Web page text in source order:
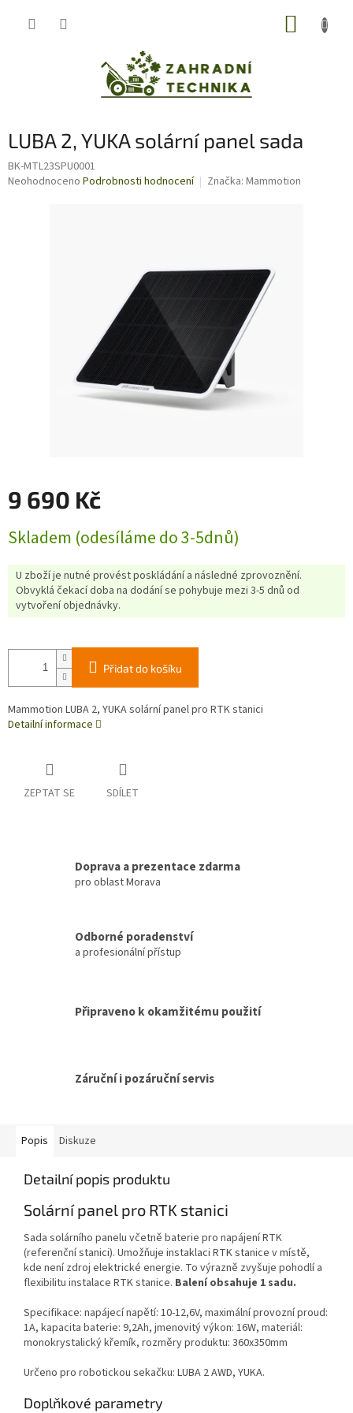
LUBA 2, YUKA solární panel sada
BK-MTL23SPU0001
Průměrné
Neohodnoceno Podrobnosti hodnocení Značka: Mammotion
9 690 Kč
cena:
Skladem (odesíláme do 3-5dnů)
U zboží je nutné provést poskládání a následné zprovoznění.
Obvyklá čekací doba na dodání se pohybuje mezi 3-5 dnů od
vytvoření objednávky.
Přidat do košíku
Mammotion LUBA 2, YUKA solární panel pro RTK stanici
Detailní informace
ZEPTAT SE SDÍLET
Doprava a prezentace zdarma
pro oblast Morava
Odborné poradenství
a profesionální přístup
Připraveno k okamžitému použití
Záruční i pozáruční servis
Popis Diskuze
Detailní popis produktu
Solární panel pro RTK stanici
Sada solárního panelu včetně baterie pro napájení RTK
(referenční stanici). Umožňuje instaklaci RTK stanice v místě,
kde není zdroj elektrické energie. To výrazně zvyšuje pohodlí a
flexibilitu instalace RTK stanice. Balení obsahuje 1 sadu.
Specifikace: napájecí napětí: 10-12,6V, maximální provozní proud:
1A, kapacita baterie: 9,2Ah, jmenovitý výkon: 16W, materiál:
monokrystalický křemík, rozměry produktu: 360x350mm
Určeno pro robotickou sekačku: LUBA 2 AWD, YUKA.
Doplňkové parametry